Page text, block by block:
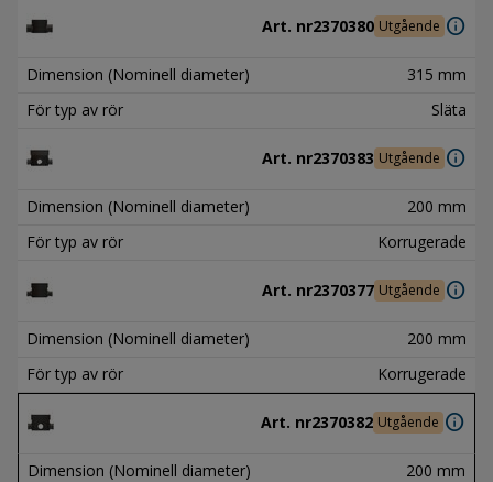
Art. nr2370380 Utgående info
Dimension (Nominell diameter)
315 mm
För typ av rör
Släta
Art. nr2370383 Utgående info
Dimension (Nominell diameter)
200 mm
För typ av rör
Korrugerade
Art. nr2370377 Utgående info
Dimension (Nominell diameter)
200 mm
För typ av rör
Korrugerade
Art. nr2370382 Utgående info
Dimension (Nominell diameter)
200 mm